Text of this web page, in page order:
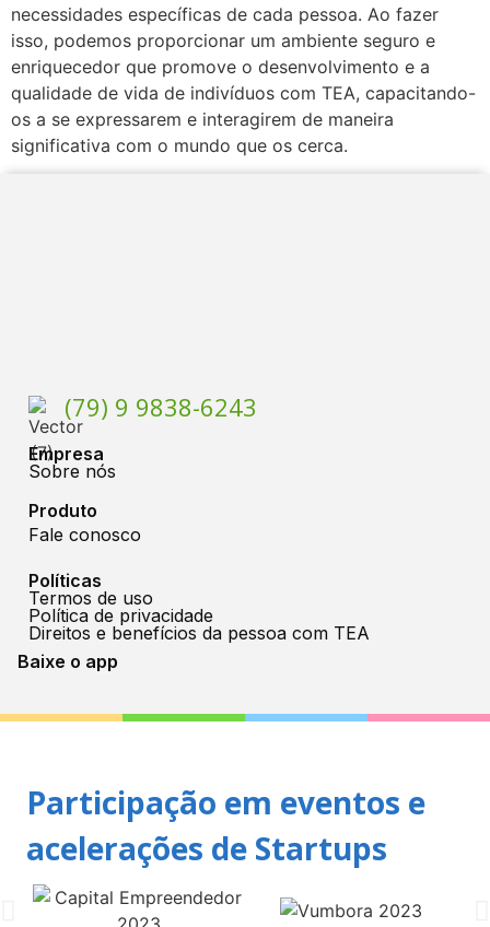
necessidades específicas de cada pessoa. Ao fazer
isso, podemos proporcionar um ambiente seguro e
enriquecedor que promove o desenvolvimento e a
qualidade de vida de indivíduos com TEA, capacitando-
os a se expressarem e interagirem de maneira
significativa com o mundo que os cerca.
(79) 9 9838-6243
Empresa
Sobre nós
Produto
Fale conosco
Políticas
Termos de uso
Política de privacidade
Direitos e benefícios da pessoa com TEA
Baixe o app
Participação em eventos e
acelerações de Startups